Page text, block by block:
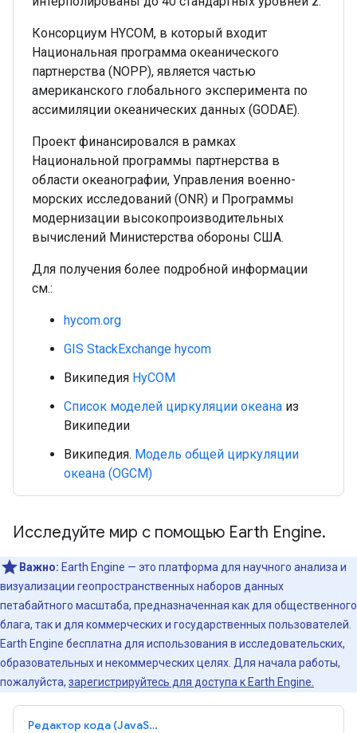
Консорциум HYCOM, в который входит
Национальная программа океанического
партнерства (NOPP), является частью
американского глобального эксперимента по
ассимиляции океанических данных (GODAE).
Проект финансировался в рамках
Национальной программы партнерства в
области океанографии, Управления военно-
морских исследований (ONR) и Программы
модернизации высокопроизводительных
вычислений Министерства обороны США.
Для получения более подробной информации
см.:
hycom.org
GIS StackExchange hycom
Википедия HyCOM
Список моделей циркуляции океана из
Википедии
Википедия. Модель общей циркуляции
океана (OGCM)
Исследуйте мир с помощью Earth Engine.
Важно: Earth Engine — это платформа для научного анализа и
визуализации геопространственных наборов данных
петабайтного масштаба, предназначенная как для общественного
блага, так и для коммерческих и государственных пользователей.
Earth Engine бесплатна для использования в исследовательских,
образовательных и некоммерческих целях. Для начала работы,
пожалуйста, зарегистрируйтесь для доступа к Earth Engine.
Редактор кода (JavaScript)